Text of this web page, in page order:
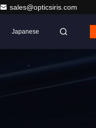
sales@opticsiris.com
Japanese